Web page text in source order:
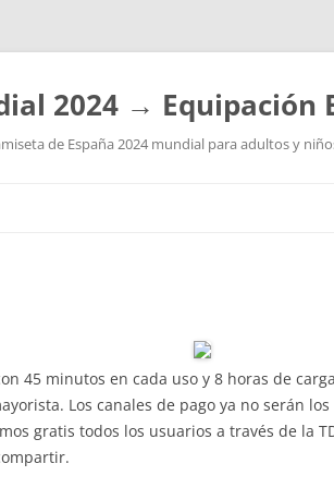
2024 → Equipación
de España 2024 mundial para adultos y
45 minutos en cada uso y 8 horas de
Los canales de pago ya no serán
gratis todos los usuarios a través de la